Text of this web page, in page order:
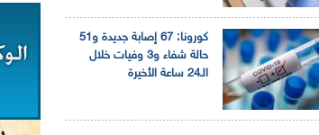
كورونا: 67 إصابة جديدة و51
حالة شفاء و3 وفيات خلال
الـ24 ساعة الأخيرة